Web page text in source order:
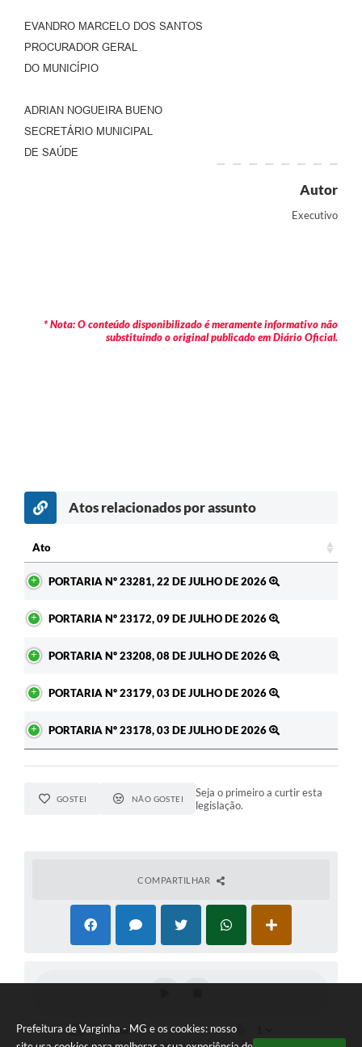
Prefeitura de Varginha - MG e os cookies: nosso
EVANDRO MARCELO DOS SANTOS
PROCURADOR GERAL
DO MUNICÍPIO
ADRIAN NOGUEIRA BUENO
SECRETÁRIO MUNICIPAL
DE SAÚDE
Autor
Executivo
* Nota: O conteúdo disponibilizado é meramente informativo não
substituindo o original publicado em Diário Oficial.
Atos relacionados por assunto
Ato
PORTARIA Nº 23281, 22 DE JULHO DE 2026
PORTARIA Nº 23172, 09 DE JULHO DE 2026
PORTARIA Nº 23208, 08 DE JULHO DE 2026
PORTARIA Nº 23179, 03 DE JULHO DE 2026
PORTARIA Nº 23178, 03 DE JULHO DE 2026
GOSTEI NÃO GOSTEI
Seja o primeiro a curtir esta
legislação.
COMPARTILHAR